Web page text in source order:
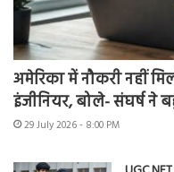
अमेरिका में नौकरी नहीं
इंजीनियर, बोले- संघर्ष ने
29 July 2026 - 8:00 PM